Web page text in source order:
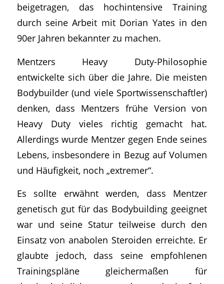
beigetragen, das hochintensive Training
durch seine Arbeit mit Dorian Yates in den
90er Jahren bekannter zu machen.
Mentzers Heavy Duty-Philosophie
entwickelte sich über die Jahre. Die meisten
Bodybuilder (und viele Sportwissenschaftler)
denken, dass Mentzers frühe Version von
Heavy Duty vieles richtig gemacht hat.
Allerdings wurde Mentzer gegen Ende seines
Lebens, insbesondere in Bezug auf Volumen
und Häufigkeit, noch „extremer“.
Es sollte erwähnt werden, dass Mentzer
genetisch gut für das Bodybuilding geeignet
war und seine Statur teilweise durch den
Einsatz von anabolen Steroiden erreichte. Er
glaubte jedoch, dass seine empfohlenen
Trainingspläne gleichermaßen für